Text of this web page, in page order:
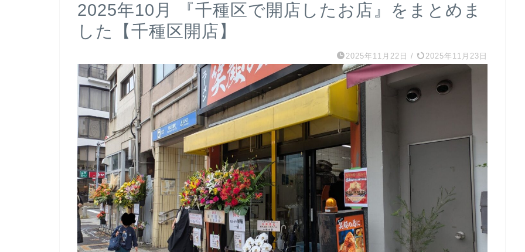
2025年10月 『千種区で開店したお店』をまとめま
した【千種区開店】
2025年11月22日 / 2025年11月23日